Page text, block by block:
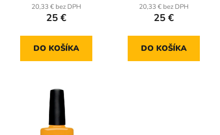
20,33 € bez DPH
25 €
DO KOŠÍKA
20,33 € bez DPH
25 €
DO KOŠÍKA